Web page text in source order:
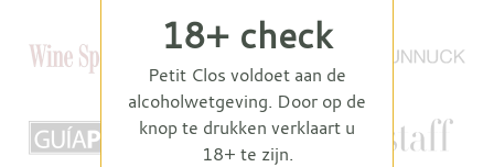
18+ check
Petit Clos voldoet aan de
alcoholwetgeving. Door op de
knop te drukken verklaart u
18+ te zijn.